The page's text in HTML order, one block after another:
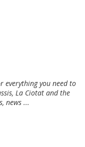
everything you need to
La Ciotat and the
news ...